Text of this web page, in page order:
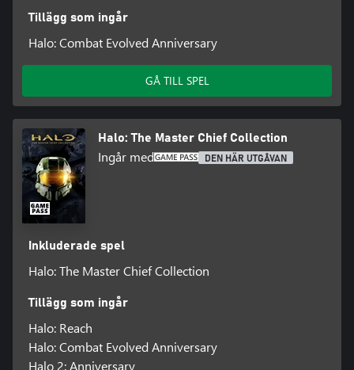
Tillägg som ingår
Halo: Combat Evolved Anniversary
GÅ TILL SPEL
Halo: The Master Chief Collection
Ingår med DEN HÄR UTGÅVAN
Inkluderade spel
Halo: The Master Chief Collection
Tillägg som ingår
Halo: Reach
Halo: Combat Evolved Anniversary
Halo 2: Anniversary